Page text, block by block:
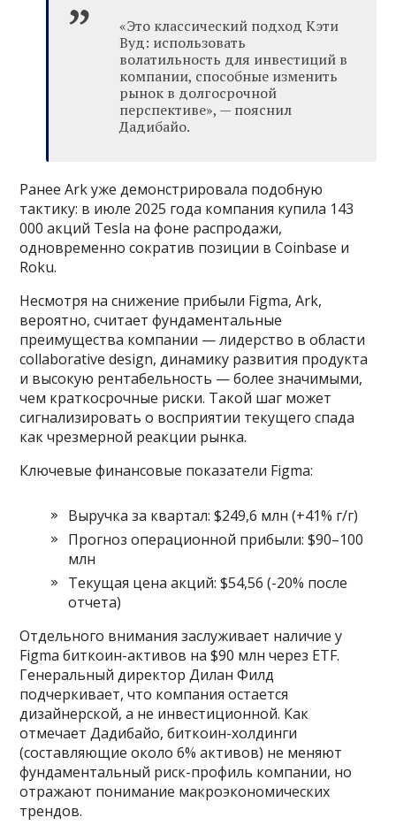
«Это классический подход Кэти
Вуд: использовать
волатильность для инвестиций в
компании, способные изменить
рынок в долгосрочной
перспективе», — пояснил
Дадибайо.
Ранее Ark уже демонстрировала подобную
тактику: в июле 2025 года компания купила 143
000 акций Tesla на фоне распродажи,
одновременно сократив позиции в Coinbase и
Roku.
Несмотря на снижение прибыли Figma, Ark,
вероятно, считает фундаментальные
преимущества компании — лидерство в области
collaborative design, динамику развития продукта
и высокую рентабельность — более значимыми,
чем краткосрочные риски. Такой шаг может
сигнализировать о восприятии текущего спада
как чрезмерной реакции рынка.
Ключевые финансовые показатели Figma:
Выручка за квартал: $249,6 млн (+41% г/г)
Прогноз операционной прибыли: $90–100
млн
Текущая цена акций: $54,56 (-20% после
отчета)
Отдельного внимания заслуживает наличие у
Figma биткоин-активов на $90 млн через ETF.
Генеральный директор Дилан Филд
подчеркивает, что компания остается
дизайнерской, а не инвестиционной. Как
отмечает Дадибайо, биткоин-холдинги
(составляющие около 6% активов) не меняют
фундаментальный риск-профиль компании, но
отражают понимание макроэкономических
трендов.